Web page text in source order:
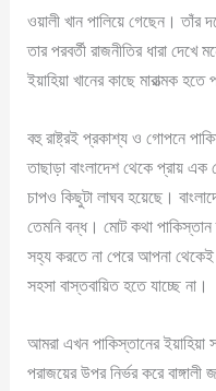
ওয়ালী খান পালিয়ে গেছেন। তাঁর
তার পরবর্তী রাজনীতির ধারা
ইয়াহিয়া খানের কাছে মারাত্মক হতে
বহু রাষ্ট্রই প্রকাশ্য ও গোপনে
তাছাড়া বাংলাদেশ থেকে প্রায় এক
চাপও কিছুটা লাঘব হয়েছে।
তেমনি বন্ধ। মোট কথা
সহ্য করতে না পেরে আপনা থেকেই
সহসা বাস্তবায়িত হতে যাচ্ছে না।
আমরা এখন পাকিস্তানের
পরাজয়ের উপর নির্ভর করে